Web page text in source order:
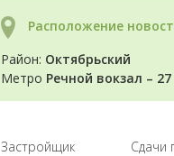
Расположение
Район: Октябрьский
Метро Речной вокзал –
Застройщик Cдачи